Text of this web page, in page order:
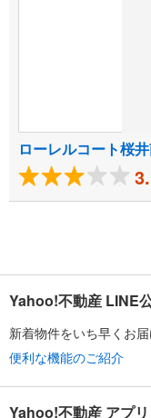
ローレルコート桜
Yahoo!不動産 LINE
新着物件をいち早くお届
便利な機能のご紹介
Yahoo!不動産 アプリ